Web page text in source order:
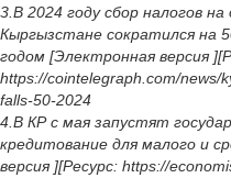
3.В 2024 году сбор налогов
Кыргызстане сократился на
годом [Электронная версия
https://cointelegraph.com/news/
falls-50-2024
4.В КР с мая запустят
кредитование для малого и
версия ][Ресурс: https://